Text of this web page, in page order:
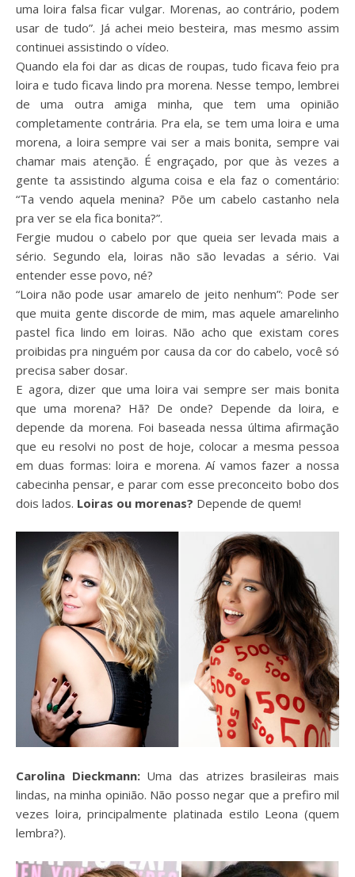
uma loira falsa ficar vulgar. Morenas, ao contrário, podem
usar de tudo”. Já achei meio besteira, mas mesmo assim
continuei assistindo o vídeo.
Quando ela foi dar as dicas de roupas, tudo ficava feio pra
loira e tudo ficava lindo pra morena. Nesse tempo, lembrei
de uma outra amiga minha, que tem uma opinião
completamente contrária. Pra ela, se tem uma loira e uma
morena, a loira sempre vai ser a mais bonita, sempre vai
chamar mais atenção. É engraçado, por que às vezes a
gente ta assistindo alguma coisa e ela faz o comentário:
“Ta vendo aquela menina? Põe um cabelo castanho nela
pra ver se ela fica bonita?”.
Fergie mudou o cabelo por que queia ser levada mais a
sério. Segundo ela, loiras não são levadas a sério. Vai
entender esse povo, né?
“Loira não pode usar amarelo de jeito nenhum”: Pode ser
que muita gente discorde de mim, mas aquele amarelinho
pastel fica lindo em loiras. Não acho que existam cores
proibidas pra ninguém por causa da cor do cabelo, você só
precisa saber dosar.
E agora, dizer que uma loira vai sempre ser mais bonita
que uma morena? Hã? De onde? Depende da loira, e
depende da morena. Foi baseada nessa última afirmação
que eu resolvi no post de hoje, colocar a mesma pessoa
em duas formas: loira e morena. Aí vamos fazer a nossa
cabecinha pensar, e parar com esse preconceito bobo dos
dois lados. Loiras ou morenas? Depende de quem!
Carolina Dieckmann: Uma das atrizes brasileiras mais
lindas, na minha opinião. Não posso negar que a prefiro mil
vezes loira, principalmente platinada estilo Leona (quem
lembra?).